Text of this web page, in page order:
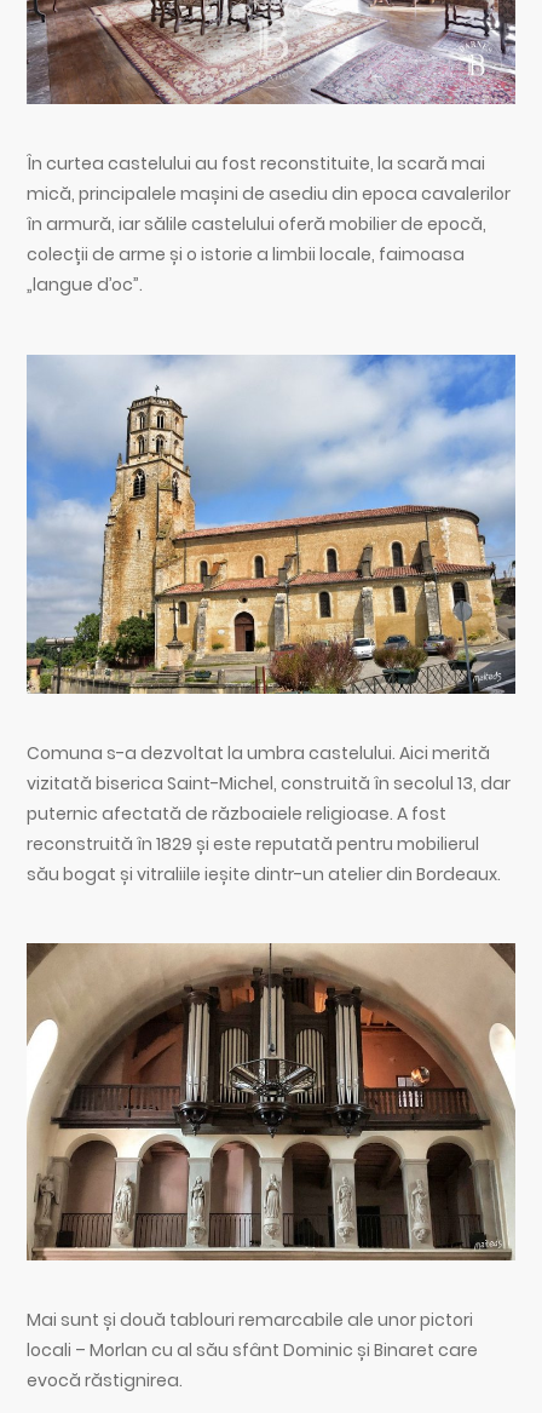
În curtea castelului au fost reconstituite, la scară mai
mică, principalele mașini de asediu din epoca cavalerilor
în armură, iar sălile castelului oferă mobilier de epocă,
colecții de arme și o istorie a limbii locale, faimoasa
„langue d’oc”.
Comuna s-a dezvoltat la umbra castelului. Aici merită
vizitată biserica Saint-Michel, construită în secolul 13, dar
puternic afectată de războaiele religioase. A fost
reconstruită în 1829 și este reputată pentru mobilierul
său bogat și vitraliile ieșite dintr-un atelier din Bordeaux.
Mai sunt și două tablouri remarcabile ale unor pictori
locali – Morlan cu al său sfânt Dominic și Binaret care
evocă răstignirea.